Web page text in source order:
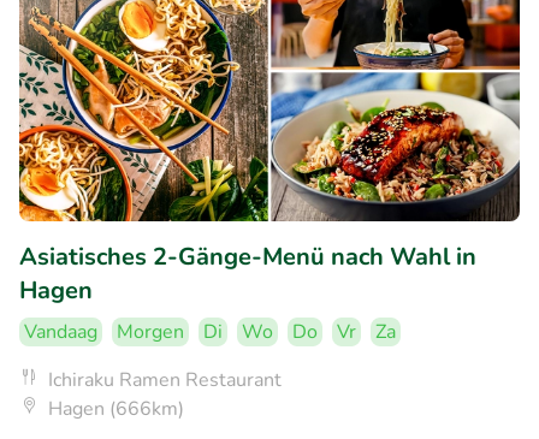
Asiatisches 2-Gänge-Menü nach Wahl in
Hagen
Vandaag Morgen Di Wo Do Vr
Za
Ichiraku Ramen Restaurant
Hagen (666km)